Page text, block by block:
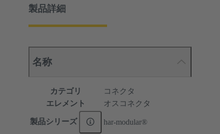
製品詳細
名称
カテゴリ
コネクタ
エレメント
オスコネクタ
製品シリーズ har-modular®